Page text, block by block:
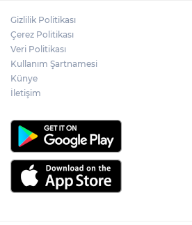
Gizlilik Politikası
Çerez Politikası
Veri Politikası
Kullanım Şartnamesi
Künye
İletişim